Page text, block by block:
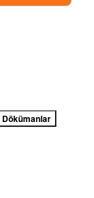
Dökümanlar